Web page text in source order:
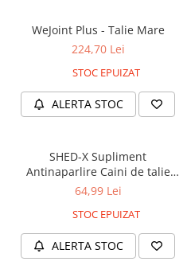
WeJoint Plus - Talie Mare
224,70 Lei
STOC EPUIZAT
ALERTA STOC
SHED-X Supliment
Antinaparlire Caini de talie
mica 237ml
64,99 Lei
STOC EPUIZAT
ALERTA STOC